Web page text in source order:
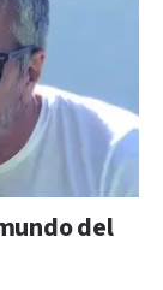
del